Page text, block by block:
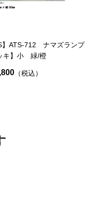
】ATS-712 ナマズランプ
キ】小 緑/橙
（税込）